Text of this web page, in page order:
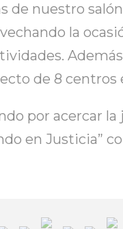
de nuestro
la
de 8 centros
por acercar
en Justicia”